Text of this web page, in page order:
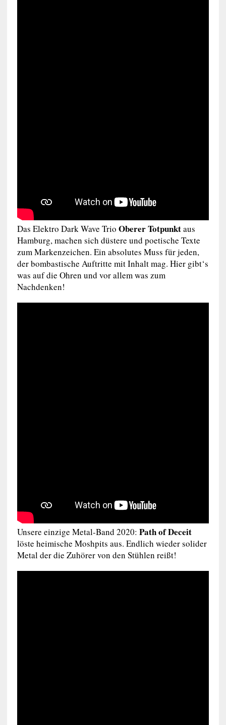
Das Elektro Dark Wave Trio Oberer Totpunktaus
Hamburg, machen sich düstere und poetische Texte
zum Markenzeichen. Ein absolutes Muss für jeden,
der bombastische Auftritte mit Inhalt mag. Hier gibt‘s
was auf die Ohren und vor allem was zum
Nachdenken!
Unsere einzige Metal-Band 2020: Path of Deceit
löste heimische Moshpits aus. Endlich wieder solider
Metal der die Zuhörer von den Stühlen reißt!